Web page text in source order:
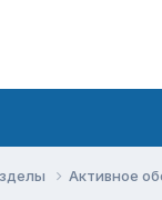
Активное